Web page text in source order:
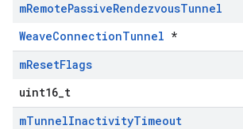
mRemotePassiveRendezvousTunnel
WeaveConnectionTunnel *
mResetFlags
uint16_t
mTunnelInactivityTimeout